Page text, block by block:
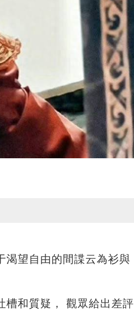
渴望自由的間諜云為衫與
槽和質疑， 觀眾給出差評